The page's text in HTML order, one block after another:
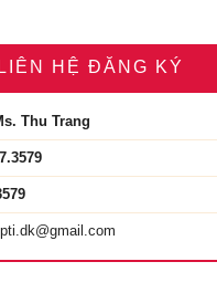
LIÊN HỆ ĐĂNG KÝ
Thu Trang